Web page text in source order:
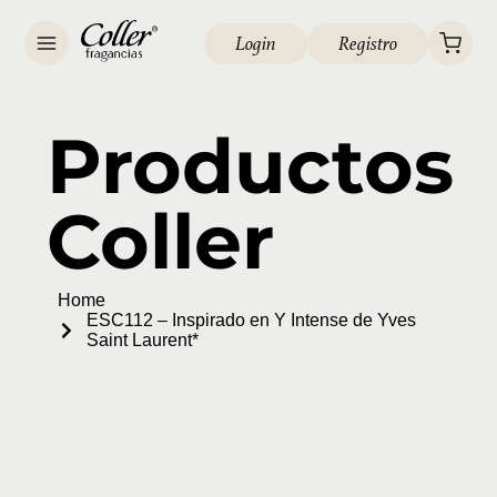
Login Registro
Productos
Coller
Home
ESC112 – Inspirado en Y Intense de Yves
Saint Laurent*